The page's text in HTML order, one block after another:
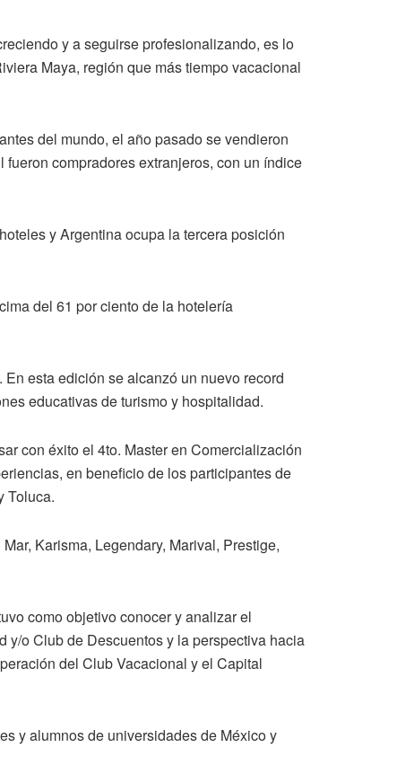
y a seguirse profesionalizando, es lo
Maya, región que más tiempo vacacional
del mundo, el año pasado se vendieron
compradores extranjeros, con un índice
y Argentina ocupa la tercera posición
del 61 por ciento de la hotelería
esta edición se alcanzó un nuevo record
educativas de turismo y hospitalidad.
con éxito el 4to. Master en Comercialización
en beneficio de los participantes de
Toluca.
Karisma, Legendary, Marival, Prestige,
como objetivo conocer y analizar el
y/o Club de Descuentos y la perspectiva hacia
del Club Vacacional y el Capital
y alumnos de universidades de México y